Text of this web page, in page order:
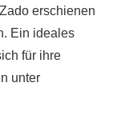
erschienen
Ein ideales
für ihre
unter